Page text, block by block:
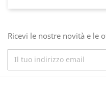
Ricevi le nostre novità e le